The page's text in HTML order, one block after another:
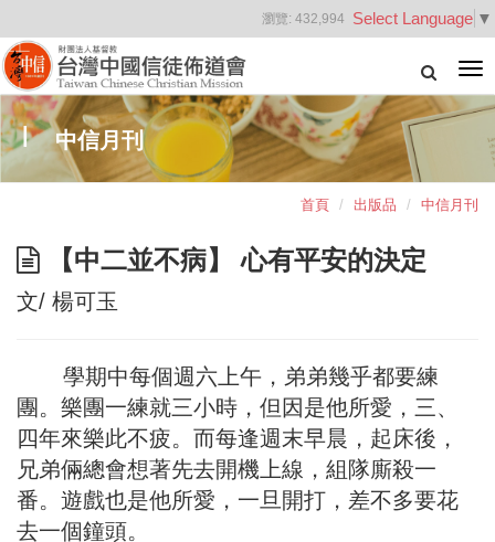
Select Language ▼
瀏覽: 432,994
中信月刊
首頁 出版品 中信月刊
【中二並不病】 心有平安的決定
文/ 楊可玉
學期中每個週六上午，弟弟幾乎都要練
團。樂團一練就三小時，但因是他所愛，三、
四年來樂此不疲。而每逢週末早晨，起床後，
兄弟倆總會想著先去開機上線，組隊廝殺一
番。遊戲也是他所愛，一旦開打，差不多要花
去一個鐘頭。